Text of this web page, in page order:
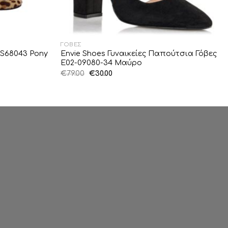
Pony
ΓΌΒΕΣ
Envie Shoes Γυναικείες Παπούτσια Γόβες
E02-09080-34 Μαύρο
€79.00 Original
€30.00Η